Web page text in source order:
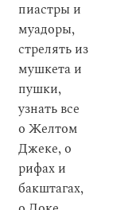
пиастры и
муадоры,
стрелять из
мушкета и
пушки,
узнать все
о Желтом
Джеке, о
рифах и
бакштагах,